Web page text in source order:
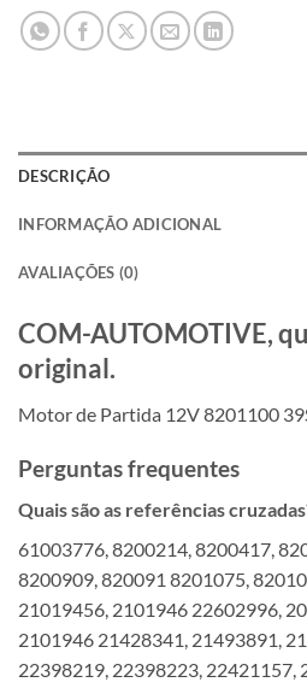
DESCRIÇÃO
INFORMAÇÃO ADICIONAL
AVALIAÇÕES (0)
COM-AUTOMOTIVE,
original.
Motor de Partida 12V 8201100
Perguntas frequentes
Quais são as referências
61003776, 8200214, 8200417,
8200909, 820091 8201075,
21019456, 2101946 22602996,
2101946 21428341, 21493891,
22398219, 22398223, 22421157,